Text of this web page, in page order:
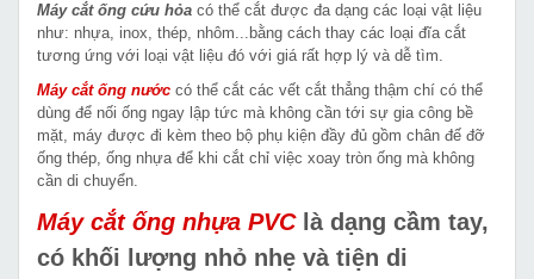
Máy cắt ống cứu hỏa có thể cắt được đa dạng các loại vật liệu
như: nhựa, inox, thép, nhôm...bằng cách thay các loại đĩa cắt
tương ứng với loại vật liệu đó với giá rất hợp lý và dễ tìm.
Máy cắt ống nước có thể cắt các vết cắt thẳng thậm chí có thể
dùng để nối ống ngay lập tức mà không cần tới sự gia công bề
mặt, máy được đi kèm theo bộ phụ kiện đầy đủ gồm chân đế đỡ
ống thép, ống nhựa để khi cắt chỉ việc xoay tròn ống mà không
cần di chuyển.
Máy cắt ống nhựa PVClà dạng cầm tay,
có khối lượng nhỏ nhẹ và tiện di